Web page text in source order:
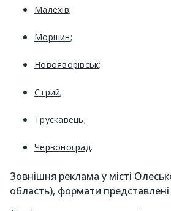
Малехів;
Моршин;
Новояворівськ;
Стрий;
Трускавець;
Червоноград.
Зовнішня реклама у місті
область), формати представлені